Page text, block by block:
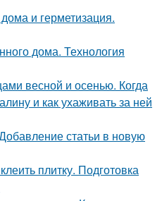
и герметизация.
дома. Технология
весной и осенью. Когда
и как ухаживать за ней
статьи в новую
плитку. Подготовка